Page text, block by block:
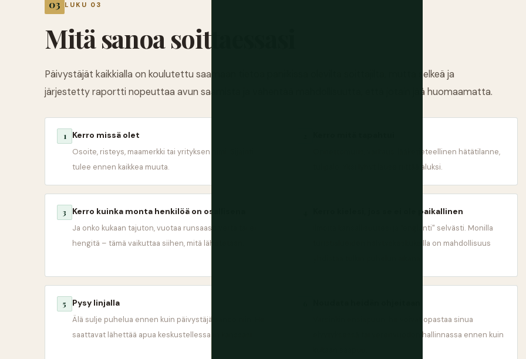
LUKU 03
Mitä sanoa soittaessasi
Päivystäjät kaikkialla on koulutettu saamaan tietoa paniikissa olevilta soittajilta, mutta selkeä ja
järjestetty raportti nopeuttaa avun saamista ja vähentää mahdollisuutta, että jotain jää huomaamatta.
1 Kerro missä olet
Osoite, risteys, maamerkki tai yrityksen nimi. Sijainti
tulee ennen kaikkea muuta.
Onnettomuus, varkaus, lääketieteellinen hätätilanne,
tulipalo. Yksi lyhyt lause riittää aluksi.
3 Kerro kuinka monta henkilöä on osallisena
Ja onko kukaan tajuton, vuotaa runsaasti verta tai ei
hengitä – tämä vaikuttaa siihen, mitä lähetetään.
Kerro kielesi, jos se ei ole paikallinen
Ilmoita kansallisuutesi ja "englanti" selvästi. Monilla
turistialueiden hälytyskeskuksilla on mahdollisuus
5 Pysy linjalla
Älä sulje puhelua ennen kuin päivystäjä sanoo niin. He
saattavat lähettää apua keskustellessaan kanssasi.
Varsinkin ensiapuun: he voivat opastaa sinua
elvytyksessä tai verenvuodon hallinnassa ennen kuin